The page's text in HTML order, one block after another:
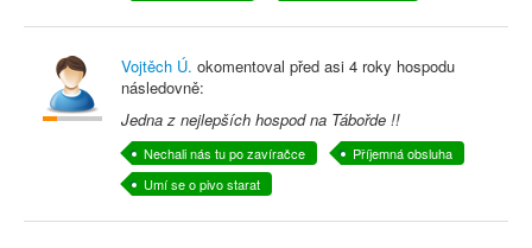
Vojtěch Ú. okomentoval před asi 4 roky hospodu
následovně:
Jedna z nejlepších hospod na Tábořde !!
Nechali nás tu po zavíračce
Příjemná obsluha
Umí se o pivo starat